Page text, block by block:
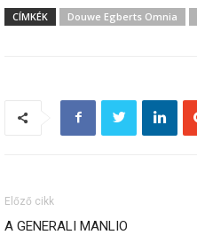
CÍMKÉK Douwe Egberts Omnia
Előző cikk
A GENERALI MANLIO